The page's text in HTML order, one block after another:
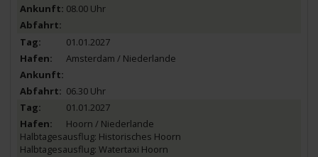
08.00 Uhr
01.01.2027
Amsterdam / Niederlande
06.30 Uhr
01.01.2027
Hoorn / Niederlande
Halbtagesausflug: Historisches Hoorn
Halbtagesausflug: Watertaxi Hoorn